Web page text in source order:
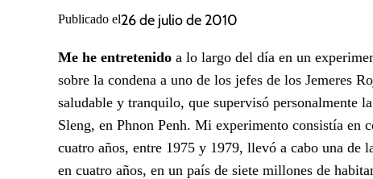
Publicado el26 de julio de 2010
Me he entretenido a lo largo del día en un
sobre la condena a uno de los jefes de los Jemeres
saludable y tranquilo, que supervisó personalmente
Sleng, en Phnon Penh. Mi experimento consistía en
cuatro años, entre 1975 y 1979, llevó a cabo una de
en cuatro años, en un país de siete millones de